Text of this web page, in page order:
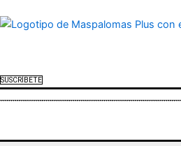
al
SUSCRÍBETE